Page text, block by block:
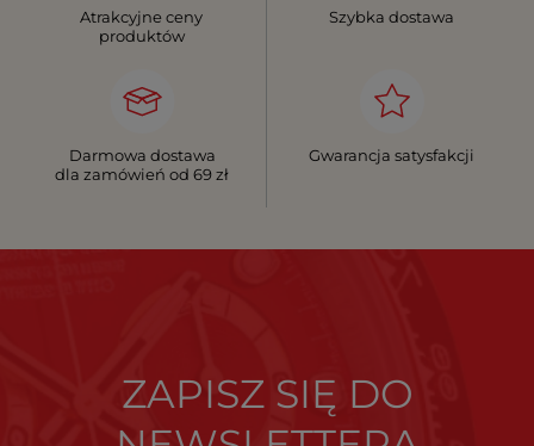
Atrakcyjne ceny
produktów
Szybka dostawa
Darmowa dostawa
dla zamówień od 69 zł
Gwarancja satysfakcji
ZAPISZ SIĘ DO